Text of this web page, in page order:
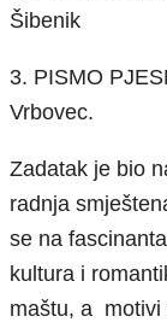
Šibenik
3. PISMO
Vrbovec.
Zadatak je bio
radnja
se na
kultura i
maštu, a motivi